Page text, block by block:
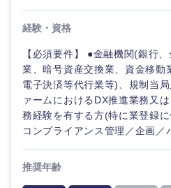
経験・資格
【必須要件】 ●金融機関(銀行
業、暗号資産交換業、資金移動
電子決済等代行業等)、規制当
ァームにおけるDX推進業務又
務経験を有する方(特に業登録
コンプライアンス管理／企画／
推奨年齢